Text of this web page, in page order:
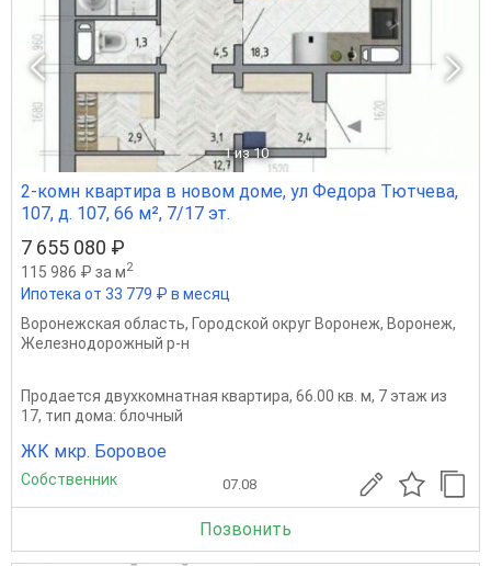
1 из 10
2-комн квартира в новом доме, ул Федора Тютчева,
107, д. 107, 66 м², 7/17 эт.
7 655 080 ₽
115 986 ₽ за м2
Ипотека от 33 779 ₽ в месяц
Воронежская область, Городской округ Воронеж, Воронеж,
Железнодорожный р-н
Продается двухкомнатная квартира, 66.00 кв. м, 7 этаж из
17, тип дома: блочный
ЖК мкр. Боровое
Собственник 07.08
Позвонить